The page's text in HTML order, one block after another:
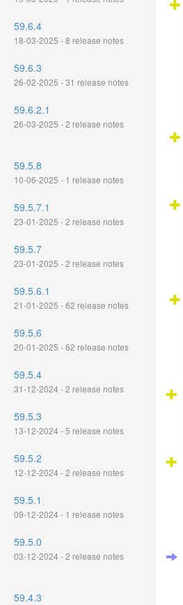
59.6.4
18-03-2025 - 8 release notes
59.6.3
26-02-2025 - 31 release notes
59.6.2.1
26-03-2025 - 2 release notes
59.5.8
10-06-2025 - 1 release notes
59.5.7.1
23-01-2025 - 2 release notes
59.5.7
23-01-2025 - 2 release notes
59.5.6.1
21-01-2025 - 62 release notes
59.5.6
20-01-2025 - 62 release notes
59.5.4
31-12-2024 - 2 release notes
59.5.3
13-12-2024 - 5 release notes
59.5.2
12-12-2024 - 2 release notes
59.5.1
09-12-2024 - 1 release notes
59.5.0
03-12-2024 - 2 release notes
59.4.3